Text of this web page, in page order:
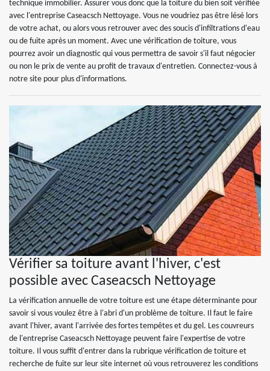
technique immobilier. Assurer vous donc que la toiture du bien soit vérifiée
avec l'entreprise Caseacsch Nettoyage. Vous ne voudriez pas être lésé lors
de votre achat, ou alors vous retrouver avec des soucis d'infiltrations d'eau
ou de fuite après un moment. Avec une vérification de toiture, vous
pourrez avoir un diagnostic qui vous permettra de savoir s'il faut négocier
ou non le prix de vente au profit de travaux d'entretien. Connectez-vous à
notre site pour plus d'informations.
Vérifier sa toiture avant l'hiver, c'est
possible avec Caseacsch Nettoyage
La vérification annuelle de votre toiture est une étape déterminante pour
savoir si vous voulez être à l'abri d'un problème de toiture. Il faut le faire
avant l'hiver, avant l'arrivée des fortes tempêtes et du gel. Les couvreurs
de l'entreprise Caseacsch Nettoyage peuvent faire l'expertise de votre
toiture. Il vous suffit d'entrer dans la rubrique vérification de toiture et
recherche de fuite sur leur site internet où vous retrouverez les conditions